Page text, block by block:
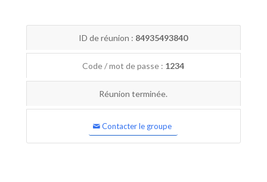
ID de réunion : 84935493840
Code / mot de passe : 1234
Réunion terminée.
Contacter le groupe